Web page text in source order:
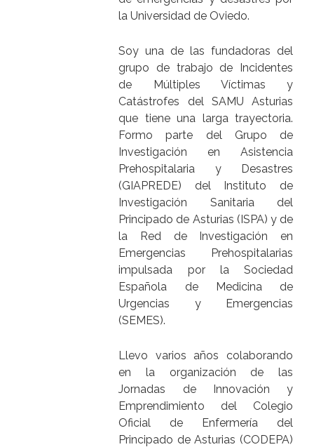
la Universidad de Oviedo.
Soy una de las fundadoras del
grupo de trabajo de Incidentes
de Múltiples Víctimas y
Catástrofes del SAMU Asturias
que tiene una larga trayectoria.
Formo parte del Grupo de
Investigación en Asistencia
Prehospitalaria y Desastres
(GIAPREDE) del Instituto de
Investigación Sanitaria del
Principado de Asturias (ISPA) y de
la Red de Investigación en
Emergencias Prehospitalarias
impulsada por la Sociedad
Española de Medicina de
Urgencias y Emergencias
(SEMES).
Llevo varios años colaborando
en la organización de las
Jornadas de Innovación y
Emprendimiento del Colegio
Oficial de Enfermería del
Principado de Asturias (CODEPA)